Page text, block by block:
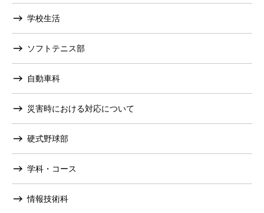
学校生活
ソフトテニス部
自動車科
災害時における対応について
硬式野球部
学科・コース
情報技術科